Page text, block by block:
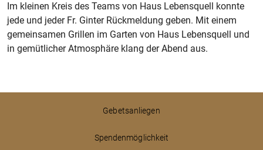
Im kleinen Kreis des Teams von Haus Lebensquell konnte
jede und jeder Fr. Ginter Rückmeldung geben. Mit einem
gemeinsamen Grillen im Garten von Haus Lebensquell und
in gemütlicher Atmosphäre klang der Abend aus.
Gebetsanliegen
Spendenmöglichkeit